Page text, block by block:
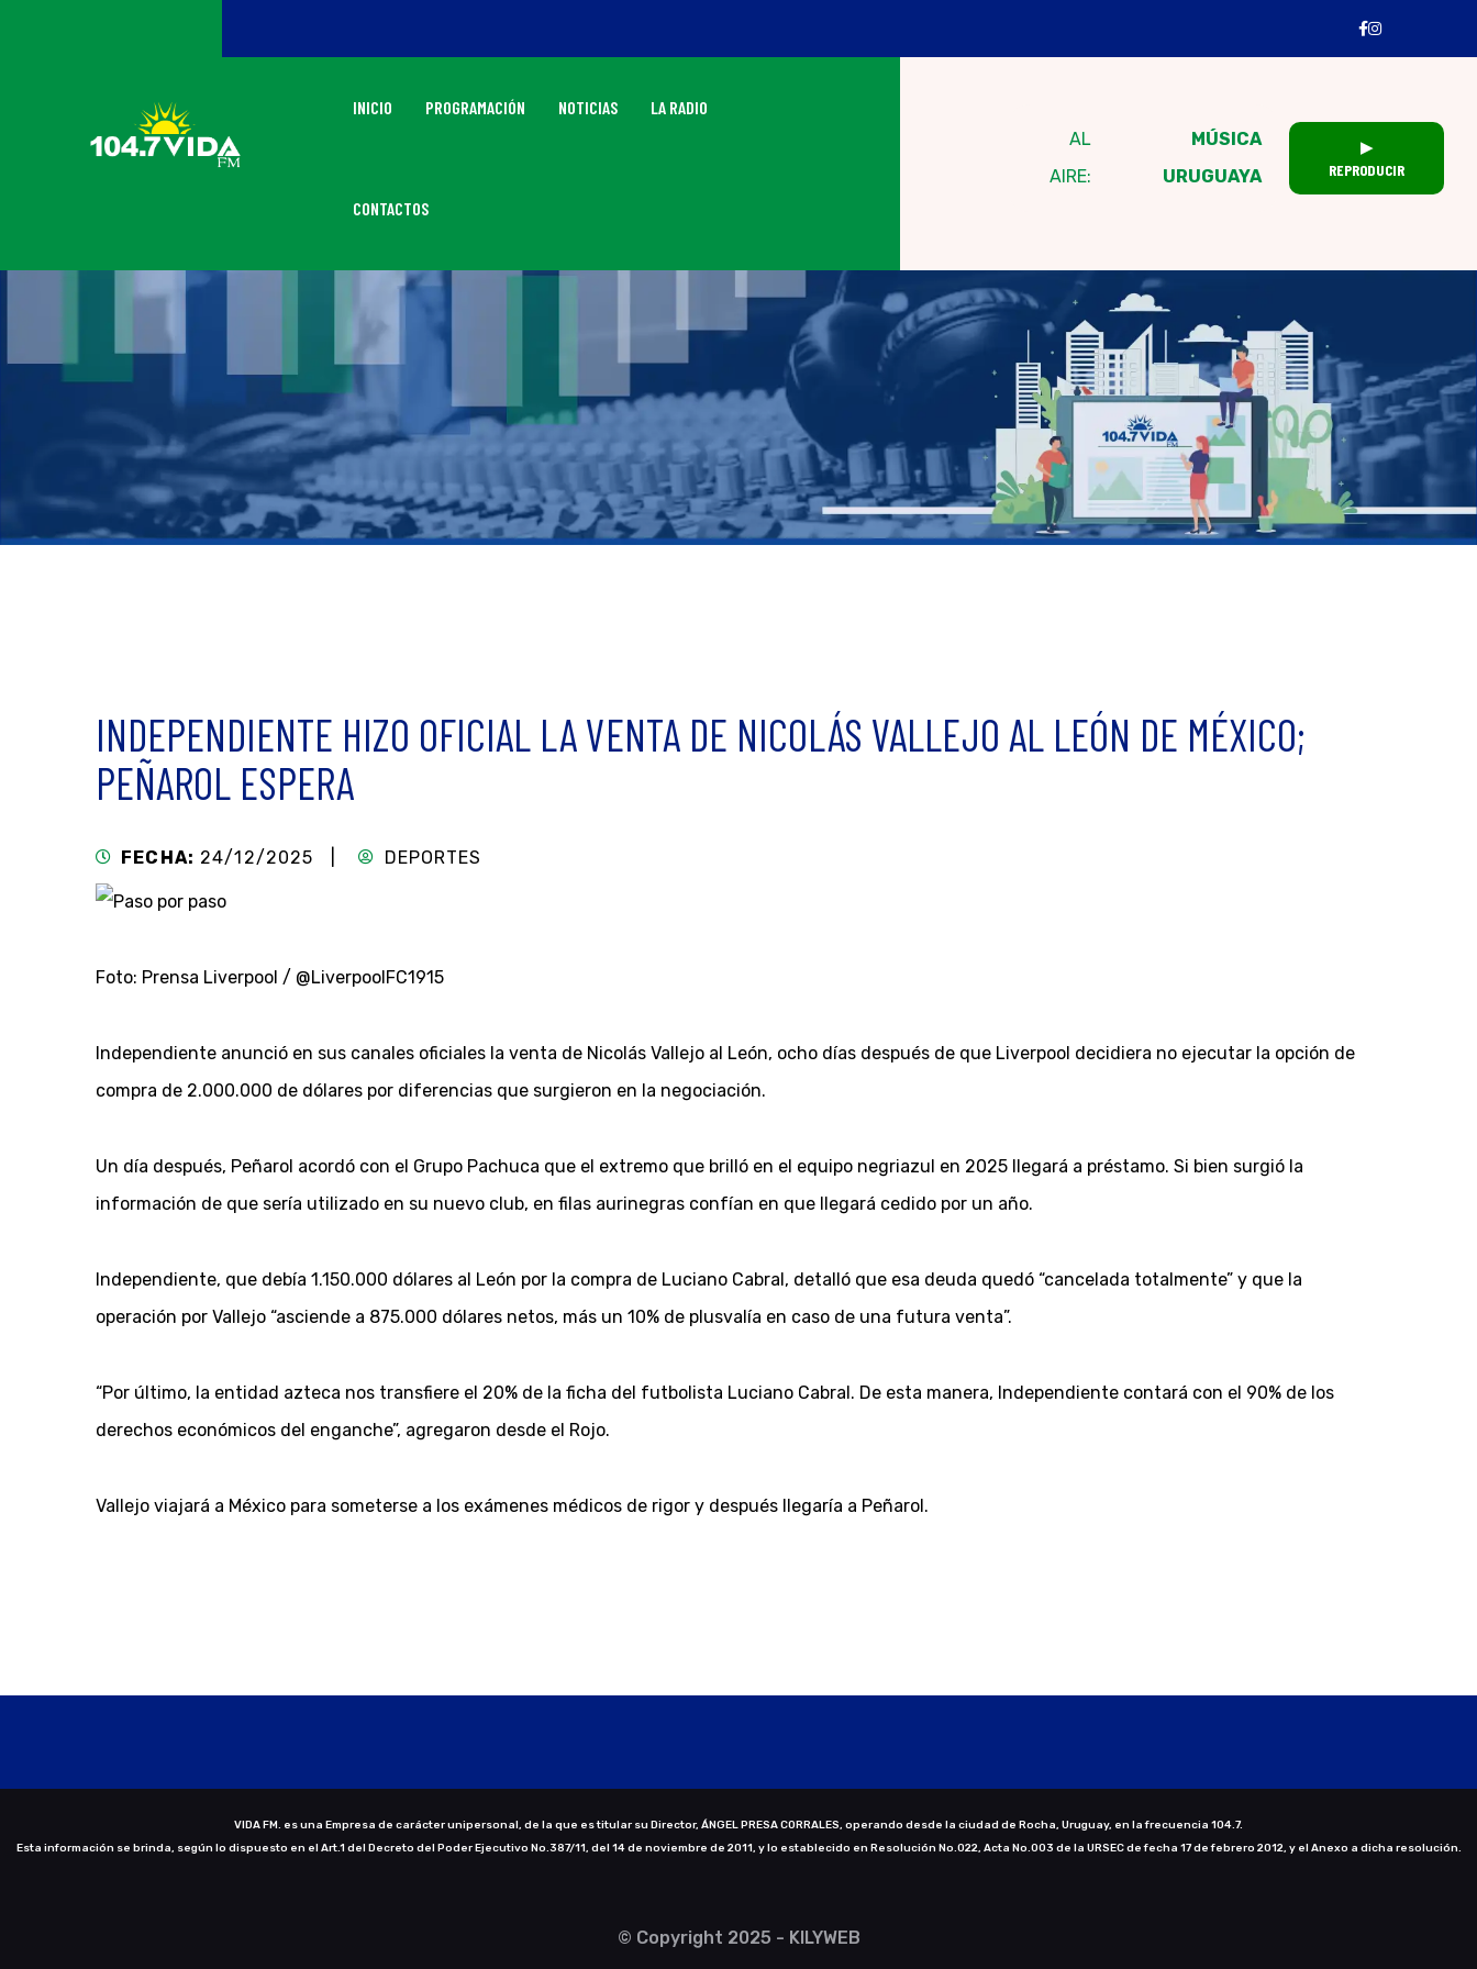
INICIO PROGRAMACIÓN NOTICIAS LA RADIO
CONTACTOS
AL
AIRE:
MÚSICA
URUGUAYA
▶
REPRODUCIR
INDEPENDIENTE HIZO OFICIAL LA VENTA DE NICOLÁS VALLEJO AL LEÓN DE MÉXICO;
PEÑAROL ESPERA
FECHA: 24/12/2025 | DEPORTES
Foto: Prensa Liverpool / @LiverpoolFC1915
Independiente anunció en sus canales oficiales la venta de Nicolás Vallejo al León, ocho días después de que Liverpool decidiera no ejecutar la opción de
compra de 2.000.000 de dólares por diferencias que surgieron en la negociación.
Un día después, Peñarol acordó con el Grupo Pachuca que el extremo que brilló en el equipo negriazul en 2025 llegará a préstamo. Si bien surgió la
información de que sería utilizado en su nuevo club, en filas aurinegras confían en que llegará cedido por un año.
Independiente, que debía 1.150.000 dólares al León por la compra de Luciano Cabral, detalló que esa deuda quedó “cancelada totalmente” y que la
operación por Vallejo “asciende a 875.000 dólares netos, más un 10% de plusvalía en caso de una futura venta”.
“Por último, la entidad azteca nos transfiere el 20% de la ficha del futbolista Luciano Cabral. De esta manera, Independiente contará con el 90% de los
derechos económicos del enganche”, agregaron desde el Rojo.
Vallejo viajará a México para someterse a los exámenes médicos de rigor y después llegaría a Peñarol.
VIDA FM. es una Empresa de carácter unipersonal, de la que es titular su Director, ÁNGEL PRESA CORRALES, operando desde la ciudad de Rocha, Uruguay, en la frecuencia 104.7.
Esta información se brinda, según lo dispuesto en el Art.1 del Decreto del Poder Ejecutivo No.387/11, del 14 de noviembre de 2011, y lo establecido en Resolución No.022, Acta No.003 de la URSEC de fecha 17 de febrero 2012, y el Anexo a dicha resolución.
© Copyright 2025 - KILYWEB